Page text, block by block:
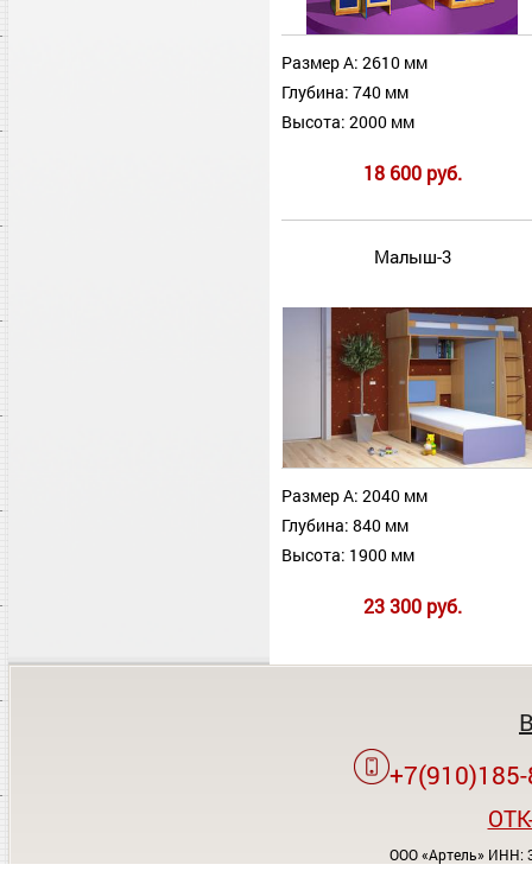
Размер А: 2610 мм
Глубина: 740 мм
Высота: 2000 мм
18 600 руб.
Малыш-3
Размер А: 2040 мм
Глубина: 840 мм
Высота: 1900 мм
23 300 руб.
ООО «Артель» ИНН: